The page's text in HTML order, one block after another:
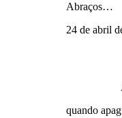
Abraços…
24 de abril
quando